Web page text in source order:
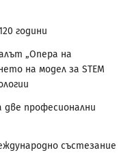
години
„Опера на
на модел за STEM
професионални
състезание